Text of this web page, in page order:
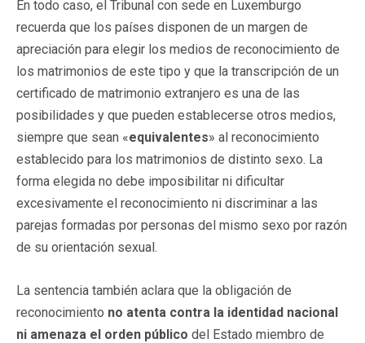
En todo caso, el Tribunal con sede en Luxemburgo
recuerda que los países disponen de un margen de
apreciación para elegir los medios de reconocimiento de
los matrimonios de este tipo y que la transcripción de un
certificado de matrimonio extranjero es una de las
posibilidades y que pueden establecerse otros medios,
siempre que sean «equivalentes» al reconocimiento
establecido para los matrimonios de distinto sexo. La
forma elegida no debe imposibilitar ni dificultar
excesivamente el reconocimiento ni discriminar a las
parejas formadas por personas del mismo sexo por razón
de su orientación sexual.
La sentencia también aclara que la obligación de
reconocimiento no atenta contra la identidad nacional
ni amenaza el orden público del Estado miembro de